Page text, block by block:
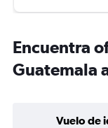
Encuentra
Guatemala
Vuelo de